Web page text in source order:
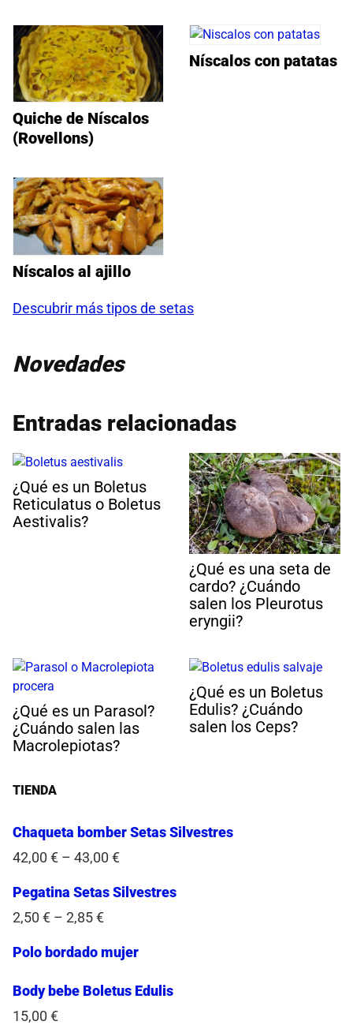
Quiche de Níscalos
(Rovellons)
Níscalos con patatas
Níscalos al ajillo
Descubrir más tipos de setas
Novedades
Entradas relacionadas
¿Qué es un Boletus
Reticulatus o Boletus
Aestivalis?
¿Qué es una seta de
cardo? ¿Cuándo
salen los Pleurotus
eryngii?
¿Qué es un Parasol?
¿Cuándo salen las
Macrolepiotas?
¿Qué es un Boletus
Edulis? ¿Cuándo
salen los Ceps?
TIENDA
Chaqueta bomber Setas Silvestres
42,00 € – 43,00 €
Pegatina Setas Silvestres
2,50 € – 2,85€
Polo bordado mujer
Body bebe Boletus Edulis
15,00 €